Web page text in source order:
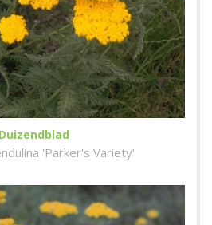
Duizendblad
'Parker's Variety'